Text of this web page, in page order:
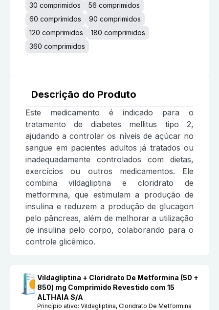
30 comprimidos
56 comprimidos
60 comprimidos
90 comprimidos
120 comprimidos
180 comprimidos
360 comprimidos
Descrição do Produto
Este medicamento é indicado para o
tratamento de diabetes mellitus tipo 2,
ajudando a controlar os níveis de açúcar no
sangue em pacientes adultos já tratados ou
inadequadamente controlados com dietas,
exercícios ou outros medicamentos. Ele
combina vildagliptina e cloridrato de
metformina, que estimulam a produção de
insulina e reduzem a produção de glucagon
pelo pâncreas, além de melhorar a utilização
de insulina pelo corpo, colaborando para o
controle glicêmico.
Vildagliptina + Cloridrato De Metformina (50 +
850) mg Comprimido Revestido com 15
ALTHAIA S/A
Princípio ativo:Vildagliptina, Cloridrato De Metformina